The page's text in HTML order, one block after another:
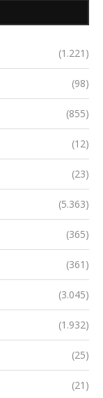
(1.221)
(98)
(855)
(12)
(23)
(5.363)
(365)
(361)
(3.045)
(1.932)
(25)
(21)